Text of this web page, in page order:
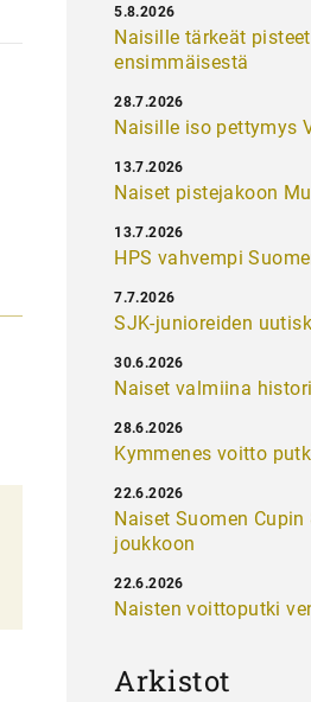
Naisille tärkeät
ensimmäisestä
5.8.2026
Naisille iso pettymys
28.7.2026
Naiset pistejakoon
13.7.2026
HPS vahvempi
13.7.2026
SJK-junioreiden
7.7.2026
Naiset valmiina
30.6.2026
Kymmenes voitto
28.6.2026
Naiset Suomen Cupin
joukkoon
22.6.2026
Naisten voittoputki
22.6.2026
Arkistot